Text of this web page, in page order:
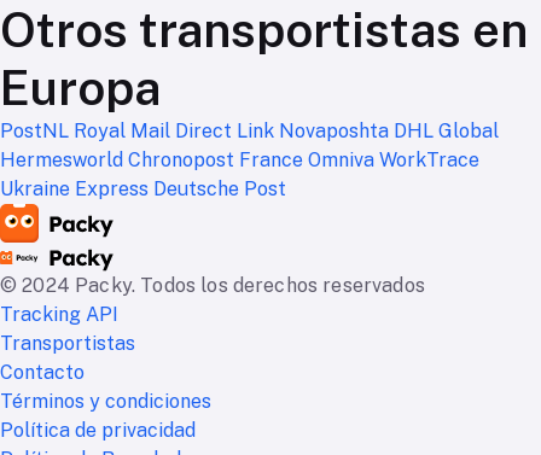
Otros transportistas en
Europa
PostNL Royal Mail Direct Link Novaposhta DHL Global
Hermesworld Chronopost France Omniva WorkTrace
Ukraine Express Deutsche Post
© 2024 Packy. Todos los derechos reservados
Tracking API
Transportistas
Contacto
Términos y condiciones
Política de privacidad